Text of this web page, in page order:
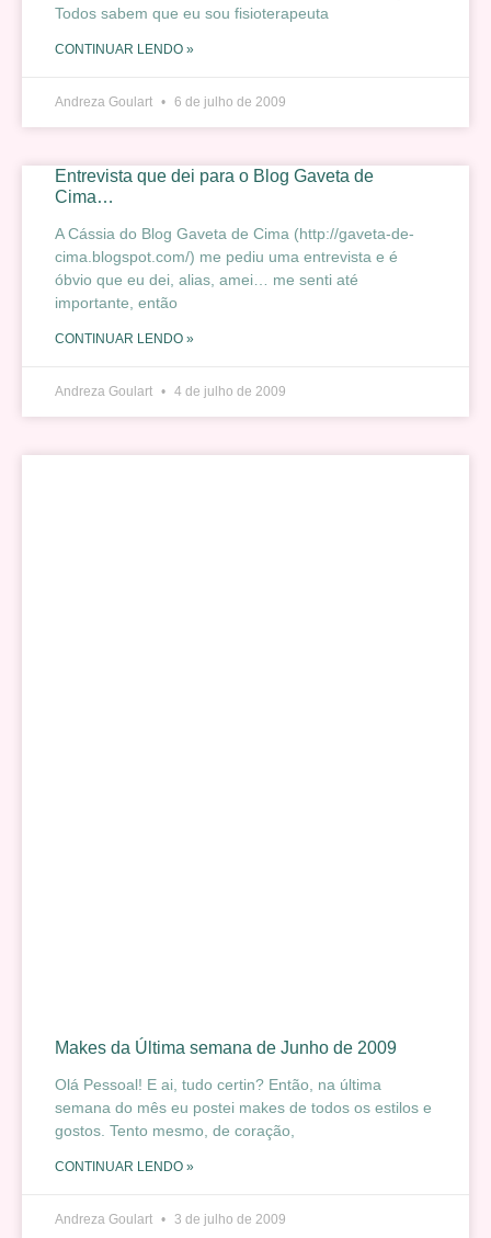
Todos sabem que eu sou fisioterapeuta
CONTINUAR LENDO »
Andreza Goulart 6 de julho de 2009
Entrevista que dei para o Blog Gaveta de
Cima…
A Cássia do Blog Gaveta de Cima (http://gaveta-de-
cima.blogspot.com/) me pediu uma entrevista e é
óbvio que eu dei, alias, amei… me senti até
importante, então
CONTINUAR LENDO »
Andreza Goulart 4 de julho de 2009
Makes da Última semana de Junho de 2009
Olá Pessoal! E ai, tudo certin? Então, na última
semana do mês eu postei makes de todos os estilos e
gostos. Tento mesmo, de coração,
CONTINUAR LENDO »
Andreza Goulart 3 de julho de 2009